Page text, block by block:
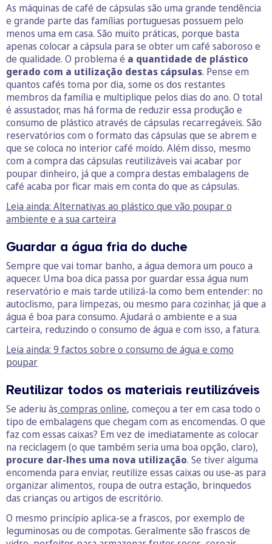
As máquinas de café de cápsulas são uma grande tendência
e grande parte das famílias portuguesas possuem pelo
menos uma em casa. São muito práticas, porque basta
apenas colocar a cápsula para se obter um café saboroso e
de qualidade. O problema é a quantidade de plástico
gerado com a utilização destas cápsulas. Pense em
quantos cafés toma por dia, some os dos restantes
membros da família e multiplique pelos dias do ano. O total
é assustador, mas há forma de reduzir essa produção e
consumo de plástico através de cápsulas recarregáveis. São
reservatórios com o formato das cápsulas que se abrem e
que se coloca no interior café moído. Além disso, mesmo
com a compra das cápsulas reutilizáveis vai acabar por
poupar dinheiro, já que a compra destas embalagens de
café acaba por ficar mais em conta do que as cápsulas.
Leia ainda: Alternativas ao plástico que vão poupar o
ambiente e a sua carteira
Guardar a água fria do duche
Sempre que vai tomar banho, a água demora um pouco a
aquecer. Uma boa dica passa por guardar essa água num
reservatório e mais tarde utilizá-la como bem entender: no
autoclismo, para limpezas, ou mesmo para cozinhar, já que a
água é boa para consumo. Ajudará o ambiente e a sua
carteira, reduzindo o consumo de água e com isso, a fatura.
Leia ainda: 9 factos sobre o consumo de água e como
poupar
Reutilizar todos os materiais reutilizáveis
Se aderiu às compras online, começou a ter em casa todo o
tipo de embalagens que chegam com as encomendas. O que
faz com essas caixas? Em vez de imediatamente as colocar
na reciclagem (o que também seria uma boa opção, claro),
procure dar-lhes uma nova utilização. Se tiver alguma
encomenda para enviar, reutilize essas caixas ou use-as para
organizar alimentos, roupa de outra estação, brinquedos
das crianças ou artigos de escritório.
O mesmo princípio aplica-se a frascos, por exemplo de
leguminosas ou de compotas. Geralmente são frascos de